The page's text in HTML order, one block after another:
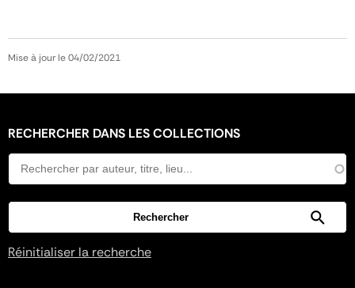
Mise à jour le 04/02/2021
RECHERCHER DANS LES COLLECTIONS
Réinitialiser la recherche